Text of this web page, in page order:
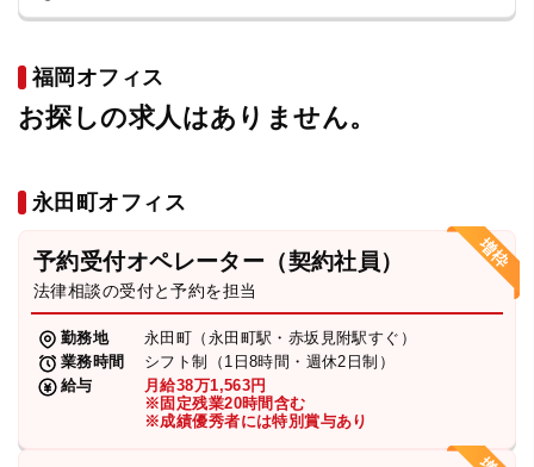
福岡オフィス
お探しの求人はありません。
永田町オフィス
予約受付オペレーター（契約社員）
法律相談の受付と予約を担当
勤務地
永田町（永田町駅・赤坂見附駅すぐ）
業務時間
シフト制（1日8時間・週休2日制）
給与
月給38万1,563円
※固定残業20時間含む
※成績優秀者には特別賞与あり